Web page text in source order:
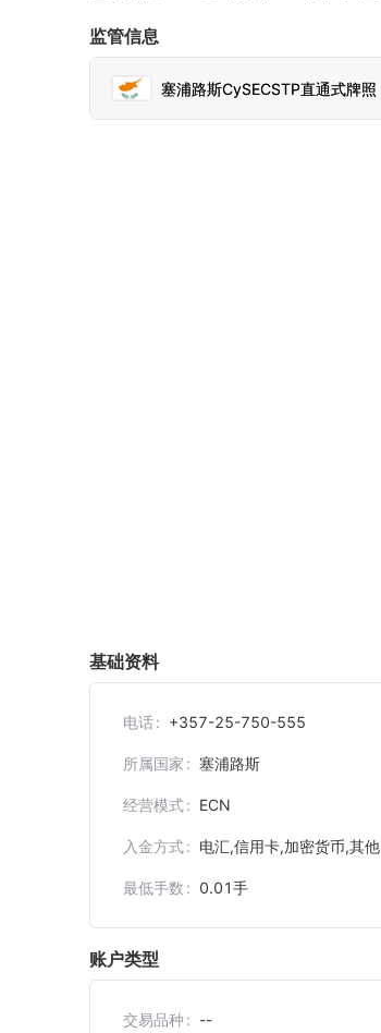
监管信息
塞浦路斯CySECSTP直通式牌照
基础资料
电话 +357-25-750-555
所属国家 塞浦路斯
经营模式 ECN
入金方式 电汇,信用卡,加密货币,其他
最低手数 0.01手
账户类型
交易品种 --